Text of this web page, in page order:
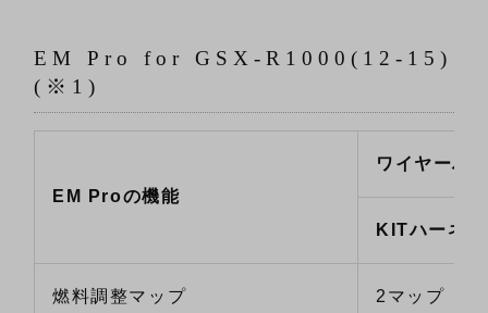
EM Pro for GSX-R1000(12-15)
(※1)
EM Proの機能
ワイヤーハ
KITハーネ
燃料調整マップ 2マップ